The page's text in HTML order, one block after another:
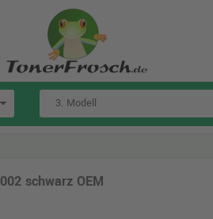
schwarz OEM